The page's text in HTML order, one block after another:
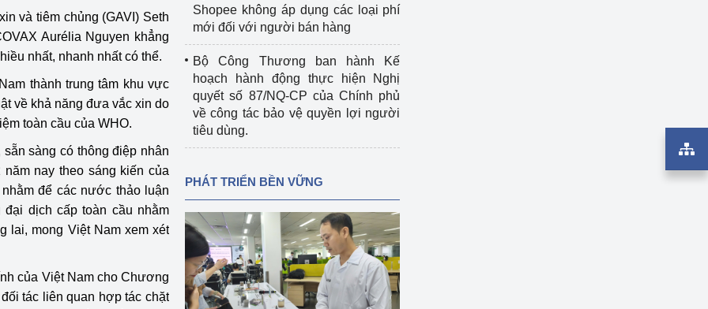
và tiêm chủng (GAVI) Seth
Aurélia Nguyen khẳng
nhất, nhanh nhất có thể.
thành trung tâm khu vực
về khả năng đưa vắc xin do
toàn cầu của WHO.
sàng có thông điệp nhân
nay theo sáng kiến của
để các nước thảo luận
đại dịch cấp toàn cầu nhằm
lai, mong Việt Nam xem xét
của Việt Nam cho Chương
tác liên quan hợp tác chặt
Shopee không áp dụng các loại phí
mới đối với người bán hàng
Bộ Công Thương ban hành Kế
hoạch hành động thực hiện Nghị
quyết số 87/NQ-CP của Chính phủ
về công tác bảo vệ quyền lợi người
tiêu dùng.
PHÁT TRIỂN BỀN VỮNG